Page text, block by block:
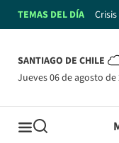
TEMAS DEL DÍA
SANTIAGO DE CHILE
jueves 06 de agosto de